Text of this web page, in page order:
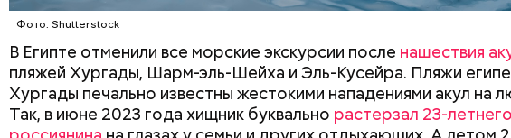
Фото: Shutterstock
В Египте отменили все морские экскурсии после нашествия
пляжей Хургады, Шарм-эль-Шейха и Эль-Кусейра. Пляжи
Хургады печально известны жестокими нападениями акул на
Так, в июне 2023 года хищник буквально растерзал 23-летнего